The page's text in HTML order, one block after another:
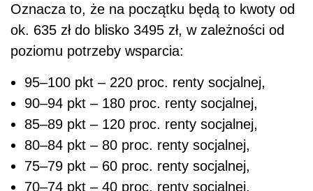
Oznacza to, że na początku będą to kwoty od
ok. 635 zł do blisko 3495 zł, w zależności od
poziomu potrzeby wsparcia:
95–100 pkt – 220 proc. renty socjalnej,
90–94 pkt – 180 proc. renty socjalnej,
85–89 pkt – 120 proc. renty socjalnej,
80–84 pkt – 80 proc. renty socjalnej,
75–79 pkt – 60 proc. renty socjalnej,
70–74 pkt – 40 proc. renty socjalnej.